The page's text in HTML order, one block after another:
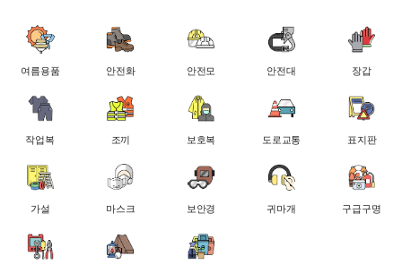
여름용품 안전화 안전모 안전대 장갑
작업복 조끼 보호복 도로교통 표지판
가설 마스크 보안경 귀마개 구급구명